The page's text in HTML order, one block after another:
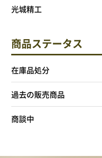
光城精工
商品ステータス
在庫品処分
過去の販売商品
商談中